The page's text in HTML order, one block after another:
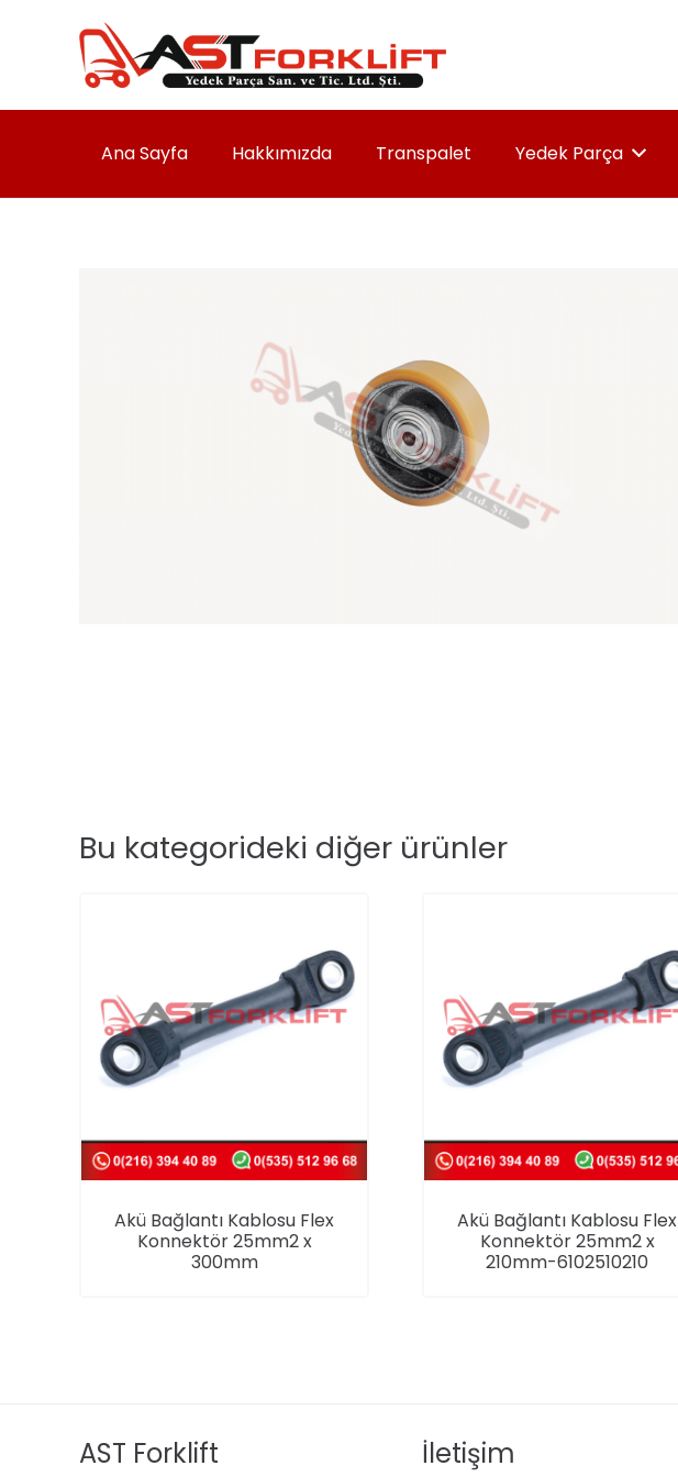
Ana Sayfa Hakkımızda Transpalet Yedek Parça
Bu kategorideki diğer ürünler
Akü Bağlantı Kablosu Flex
Konnektör 25mm2 x
300mm
Akü Bağlantı Kablosu Flex
Konnektör 25mm2 x
210mm-6102510210
AST Forklift İletişim